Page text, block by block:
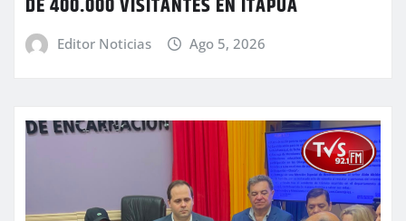
DE 400.000 VISITANTES EN ITAPÚA
Editor Noticias Ago 5, 2026